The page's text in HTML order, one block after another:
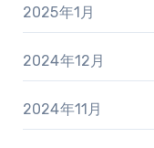
2025年1月
2024年12月
2024年11月